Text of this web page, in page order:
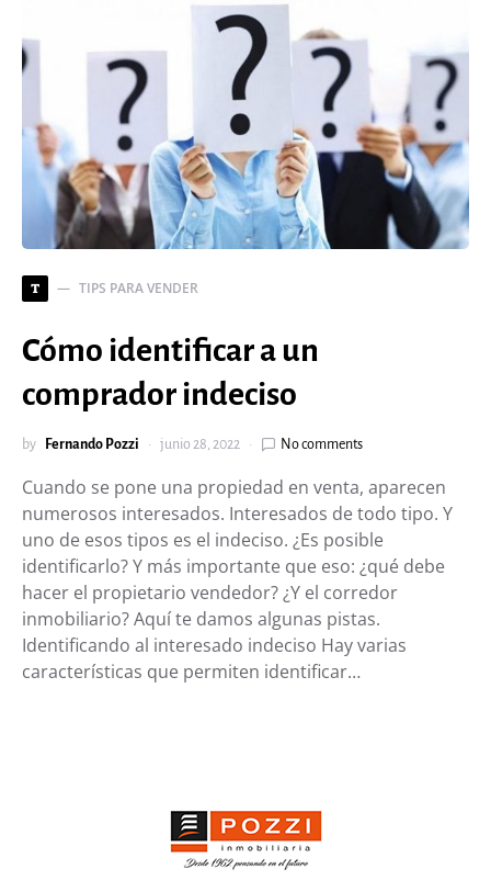
T TIPS PARA VENDER
Cómo identificar a un
comprador indeciso
by Fernando Pozzi junio 28, 2022 No comments
Cuando se pone una propiedad en venta, aparecen
numerosos interesados. Interesados de todo tipo. Y
uno de esos tipos es el indeciso. ¿Es posible
identificarlo? Y más importante que eso: ¿qué debe
hacer el propietario vendedor? ¿Y el corredor
inmobiliario? Aquí te damos algunas pistas.
Identificando al interesado indeciso Hay varias
características que permiten identificar…